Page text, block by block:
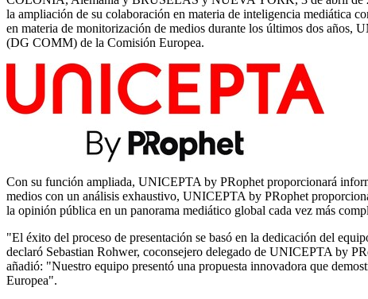
la ampliación de su colaboración en materia de inteligencia mediática
en materia de monitorización de medios durante los últimos dos años,
(DG COMM) de la Comisión Europea.
Con su función ampliada, UNICEPTA by PRophet proporcionará
medios con un análisis exhaustivo, UNICEPTA by PRophet
la opinión pública en un panorama mediático global cada vez más
"El éxito del proceso de presentación se basó en la dedicación del
declaró Sebastian Rohwer, coconsejero delegado de UNICEPTA by
añadió: "Nuestro equipo presentó una propuesta innovadora que
Europea".